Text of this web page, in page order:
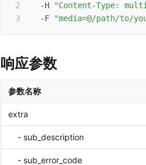
-H
"Content-Type:
-F
"media=@/path/to/
响应参数
参数名称
extra
    - sub_description
    - sub_error_code